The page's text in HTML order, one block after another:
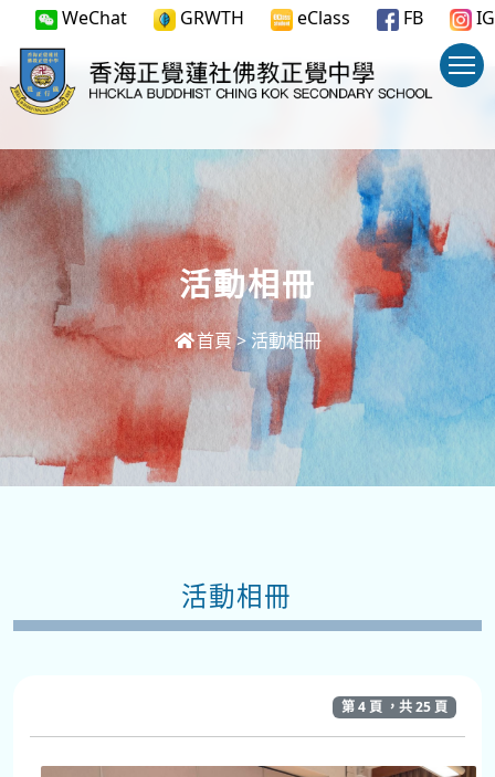
WeChat GRWTH eClass FB IG
活動相冊
首頁 >活動相冊
活動相冊
第 4 頁 ，共 25 頁